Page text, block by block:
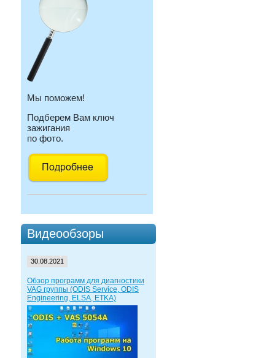
Мы поможем!
Подберем Вам ключ
зажигания
по фото.
Видеообзоры
30.08.2021
Обзор программ для диагностики
VAG группы (ODIS Service, ODIS
Engineering, ELSA, ETKA)